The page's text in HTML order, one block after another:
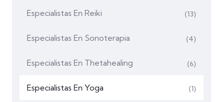
Especialistas En Reiki (13)
Especialistas En Sonoterapia (4)
Especialistas En Thetahealing (6)
Especialistas En Yoga (1)